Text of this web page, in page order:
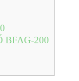
BFAG-200